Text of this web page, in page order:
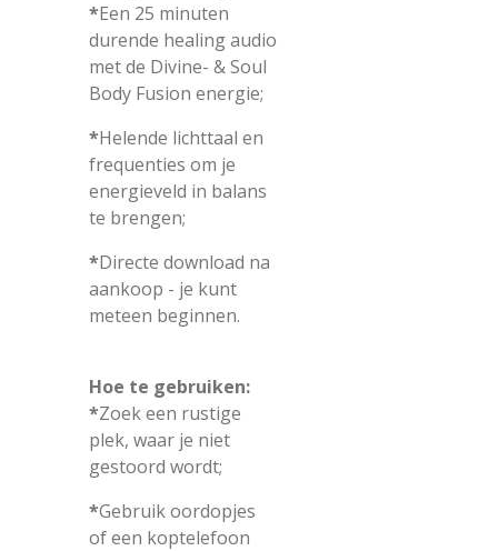
*Een 25 minuten
durende healing audio
met de Divine- & Soul
Body Fusion energie;
*Helende lichttaal en
frequenties om je
energieveld in balans
te brengen;
*Directe download na
aankoop - je kunt
meteen beginnen.
Hoe te gebruiken:
*Zoek een rustige
plek, waar je niet
gestoord wordt;
*Gebruik oordopjes
of een koptelefoon